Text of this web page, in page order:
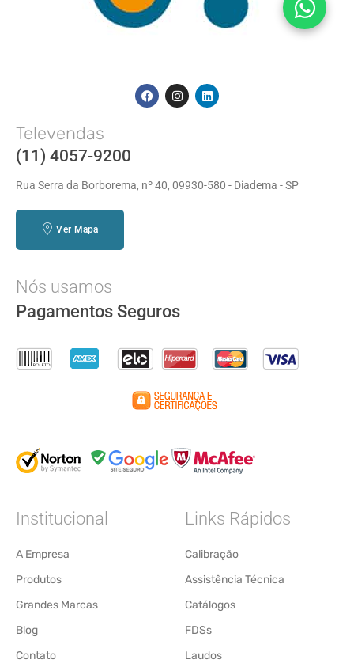
Televendas
(11) 4057-9200
Rua Serra da Borborema, nº 40, 09930-580 - Diadema - SP
Ver Mapa
Nós usamos
Pagamentos Seguros
Institucional
A Empresa
Produtos
Grandes Marcas
Blog
Contato
Links Rápidos
Calibração
Assistência Técnica
Catálogos
FDSs
Laudos